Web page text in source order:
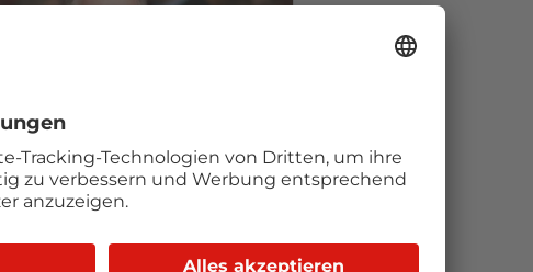
OSKAR FREIMANN